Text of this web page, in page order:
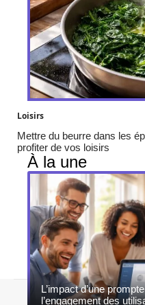
Loisirs
Mettre du beurre dans les
profiter de vos loisirs
À la une
L’impact d’une
l’engagement des
Contact